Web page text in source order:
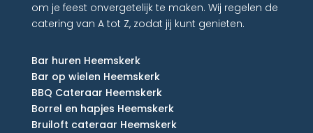
om je feest onvergetelijk te maken. Wij regelen de
catering van A tot Z, zodat jij kunt genieten.
Bar huren Heemskerk
Bar op wielen Heemskerk
BBQ Cateraar Heemskerk
Borrel en hapjes Heemskerk
Bruiloft cateraar Heemskerk